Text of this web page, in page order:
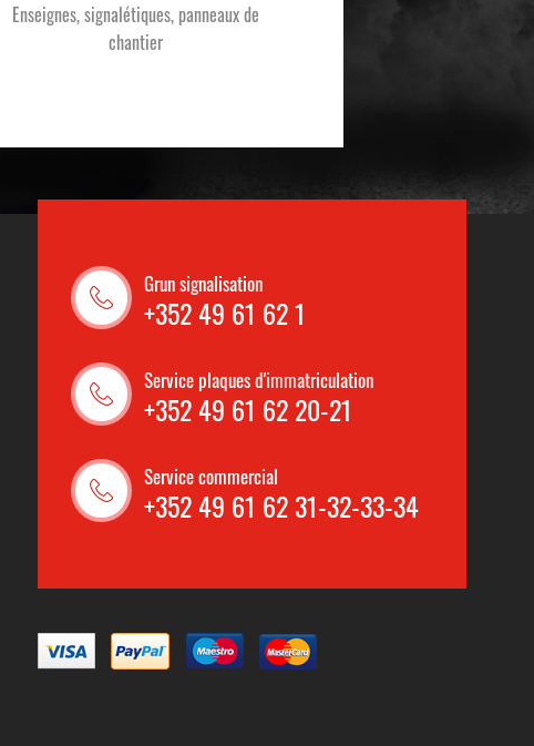
Enseignes, signalétiques, panneaux de
chantier
Grun signalisation
+352 49 61 62 1
Service plaques d'immatriculation
+352 49 61 62 20-21
Service commercial
+352 49 61 62 31-32-33-34